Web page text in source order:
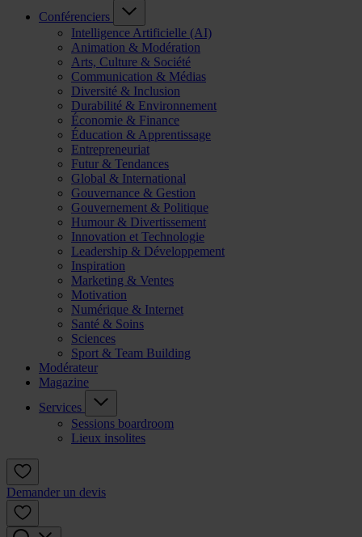
Conférenciers
Intelligence Artificielle (AI)
Animation & Modération
Arts, Culture & Société
Communication & Médias
Diversité & Inclusion
Durabilité & Environnement
Économie & Finance
Éducation & Apprentissage
Entrepreneuriat
Futur & Tendances
Global & International
Gouvernance & Gestion
Gouvernement & Politique
Humour & Divertissement
Innovation et Technologie
Leadership & Développement
Inspiration
Marketing & Ventes
Motivation
Numérique & Internet
Santé & Soins
Sciences
Sport & Team Building
Modérateur
Magazine
Services
Sessions boardroom
Lieux insolites
Demander un devis